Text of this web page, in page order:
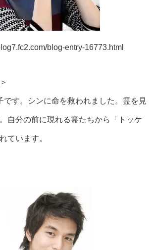
blog-entry-16773.html
です。シンに命を救われました。霊を見
自分の前に現れる霊たちから「トッケ
ています。